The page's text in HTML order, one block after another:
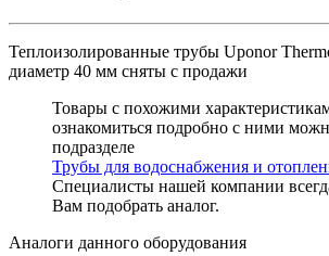
Теплоизолированные трубы Uponor
диаметр 40 мм сняты с продажи
Товары с похожими
ознакомиться подробно с ними
подразделе
Трубы для водоснабжения и
Специалисты нашей компании
Вам подобрать аналог.
Аналоги данного оборудования